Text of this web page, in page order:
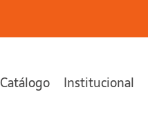
Catálogo Institucional